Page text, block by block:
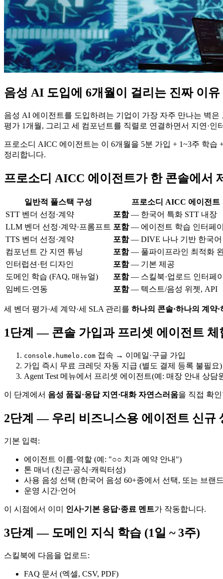
음성 AI 도입에 6개월이 걸리는 진짜 이유
음성 AI 에이전트를 도입하려는 기업이 가장 자주 만나는 벽
평가 1개월, 그리고 세 컴포넌트를 직렬로 연결하면서 지연·
프로소디 AICC 에이전트는 이 6개월을 5분 가입 + 1~3주 학
정리합니다.
프로소디 AICC 에이전트가 한 콘솔에서
일반적 풀스택 구성
프로소디 AICC 에이전트
STT 벤더 선정·계약
포함— 한국어 특화 STT 내장
LLM 벤더 선정·계약·프롬프트 포함— 에이전트 학습 인터페
TTS 벤더 선정·계약
포함— DIVE 나나 기반 한국어
컴포넌트 간 지연 튜닝
포함— 풀파이프라인 최적화
인터럽션·턴 디자인
포함— 기본 제공
도메인 학습 (FAQ, 매뉴얼)
포함— 스킬북·업로드 인터페
임베드·연동
포함— 텍스트/음성 위젯, API
세 벤더 평가·세 계약·세 SLA 관리를 하나의 콘솔·하나의 계약
1단계 — 콘솔 가입과 프리셋 에이전트 체
console.humelo.com 접속 → 이메일·구글 가입
가입 즉시 무료 크레딧 자동 지급 (별도 결제 등록 불필요)
Agent Test 메뉴에서 프리셋 에이전트(예: 매장 안내 상담
이 단계에서 음성 품질·응답 지연·대화 자연스러움을 직접 확
2단계 — 우리 비즈니스용 에이전트 신규
기본 입력:
에이전트 이름·역할 (예: "○○ 치과 예약 안내")
톤 매너 (친근·공식·캐릭터성)
사용 음성 선택 (한국어 음성 60+종에서 선택, 또는 브랜
운영 시간·언어
이 시점에서 이미 인사·기본 응답·종료 멘트가 작동합니다.
3단계 — 도메인 지식 학습 (1일 ~ 3주)
스킬북에 다음을 업로드:
FAQ 문서 (엑셀, CSV, PDF)